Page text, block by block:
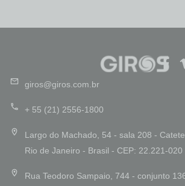
giros@giros.com.br
+ 55 (21) 2556-1800
Largo do Machado, 54 - sala 208 - Catete
Rio de Janeiro - Brasil - CEP: 22.221-020
Rua Teodoro Sampaio, 744 - conjunto